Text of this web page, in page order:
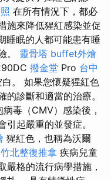
在所有情況下，都必
施來降低猩紅感染並促
睡眠的人都可能患有睡
。 靈骨塔 buffet外燴
撥金堂 Pro 台中
。 如果您懷疑猩紅色
診斷和適當的治療。
毒（CMV）感染後，
起嚴重的並發症。
猩紅色，也稱為沃爾
竹北整復推拿 疾病兒童
嚴格的流行病學措施，